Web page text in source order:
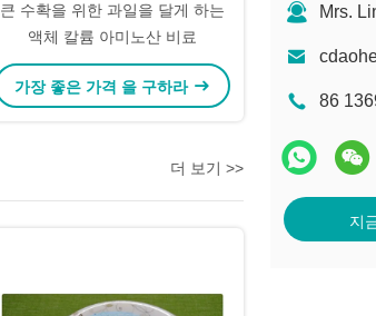
Mrs.
86
지
큰 수확을 위한 과일을 달게 하는
액체 칼륨 아미노산 비료
가장 좋은 가격 을 구하라
더 보기 >>